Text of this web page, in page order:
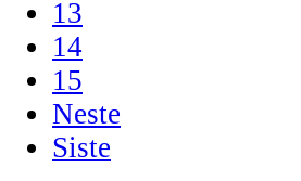
13
14
15
Neste
Siste